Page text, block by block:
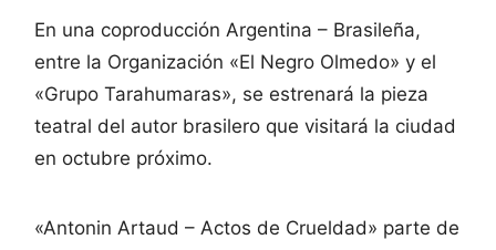
En una coproducción Argentina – Brasileña,
entre la Organización «El Negro Olmedo» y el
«Grupo Tarahumaras», se estrenará la pieza
teatral del autor brasilero que visitará la ciudad
en octubre próximo.
«Antonin Artaud – Actos de Crueldad» parte de